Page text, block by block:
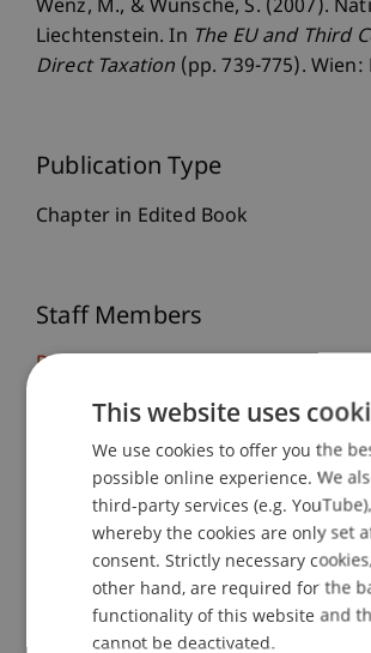
Wenz, M., & Wünsche, S. (2007).
Liechtenstein. In The EU and Third
Direct Taxation (pp. 739-775). Wien:
Publication Type
Chapter in Edited Book
Staff Members
Prof. Dr. Martin Wenz
Participating Institutions
Institute for Financial Services
Chair for Tax Management and the
Liechtenstein and International
This website uses
We use cookies to offer you the
possible online experience. We
third-party services (e.g. YouTube),
whereby the cookies are only set
consent. Strictly necessary
other hand, are required for the
functionality of this website and
cannot be deactivated.